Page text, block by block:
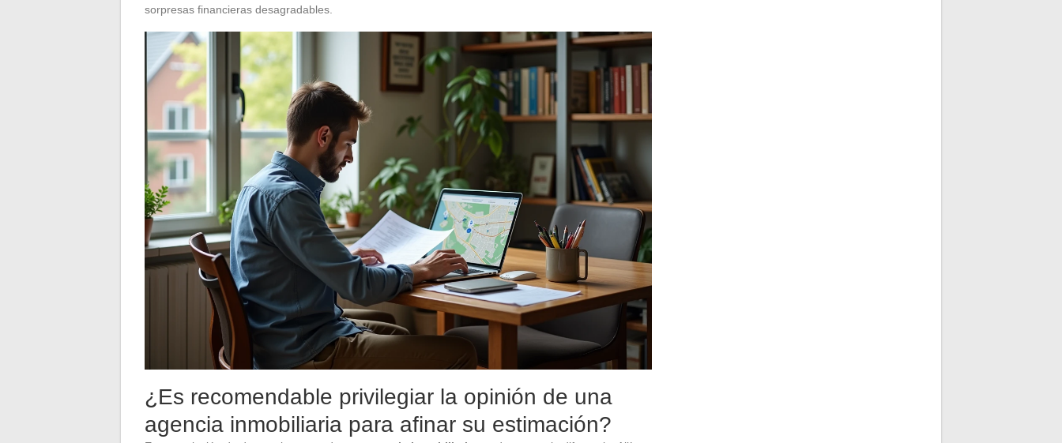
sorpresas financieras desagradables.
¿Es recomendable privilegiar la opinión de una
agencia inmobiliaria para afinar su estimación?